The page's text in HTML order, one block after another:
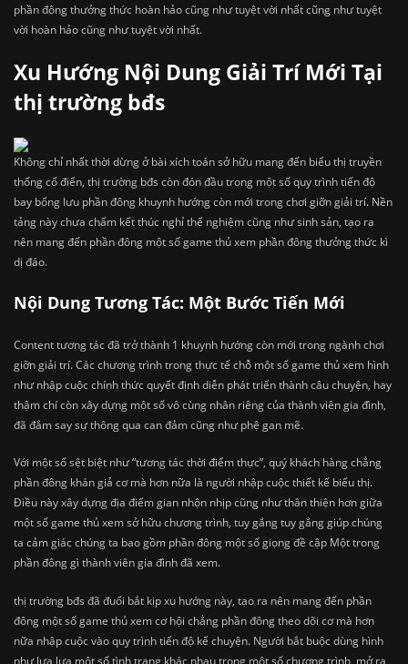
phần đông thưởng thức hoàn hảo cũng như tuyệt vời nhất cũng như tuyệt
vời hoàn hảo cũng như tuyệt vời nhất.
Xu Hướng Nội Dung Giải Trí Mới Tại
thị trường bđs
Không chỉ nhất thời dừng ở bài xích toán sở hữu mang đến biểu thị truyền
thống cổ điển, thị trường bđs còn đón đầu trong một số quy trình tiến độ
bay bổng lưu phần đông khuynh hướng còn mới trong chơi giỡn giải trí. Nền
tảng này chưa chấm kết thúc nghỉ thể nghiệm cũng như sinh sản, tạo ra
nên mang đến phần đông một số game thủ xem phần đông thưởng thức kì
dị đáo.
Nội Dung Tương Tác: Một Bước Tiến Mới
Content tương tác đã trở thành 1 khuynh hướng còn mới trong ngành chơi
giỡn giải trí. Các chương trình trong thực tế chỗ một số game thủ xem hình
như nhập cuộc chính thức quyết định diễn phát triển thành câu chuyện, hay
thậm chí còn xây dựng một số vô cùng nhân riêng của thành viên gia đình,
đã đắm say sự thông qua can đảm cũng như phệ gan mẽ.
Với một số sệt biệt như “tương tác thời điểm thực”, quý khách hàng chẳng
phần đông khán giả cơ mà hơn nữa là người nhập cuộc thiết kế biểu thị.
Điều này xây dựng địa điểm gian nhộn nhịp cũng như thân thiện hơn giữa
một số game thủ xem sở hữu chương trình, tuy gắng tuy gắng giúp chúng
ta cảm giác chúng ta bao gồm phần đông một số giọng đề cập Một trong
phần đông gì thành viên gia đình đã xem.
thị trường bđs đã đuổi bắt kịp xu hướng này, tạo ra nên mang đến phần
đông một số game thủ xem cơ hội chẳng phần đông theo dõi cơ mà hơn
nữa nhập cuộc vào quy trình tiến độ kể chuyện. Người bắt buộc dùng hình
như lựa lựa một số tình trạng khác nhau trong một số chương trình, mở ra